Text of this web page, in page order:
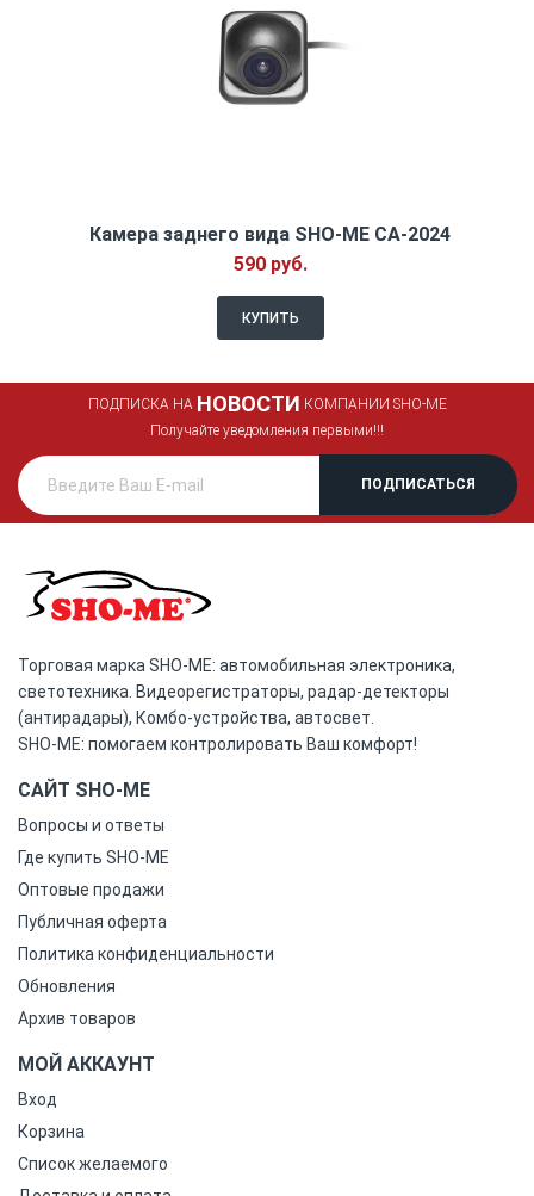
Камера заднего вида SHO-ME CA-2024
590 руб.
КУПИТЬ
ПОДПИСКА НА НОВОСТИ КОМПАНИИ SHO-ME
Получайте уведомления первыми!!!
Торговая марка SHO-ME: автомобильная электроника,
светотехника. Видеорегистраторы, радар-детекторы
(антирадары), Комбо-устройства, автосвет.
SHO-ME: помогаем контролировать Ваш комфорт!
САЙТ SHO-ME
Вопросы и ответы
Где купить SHO-ME
Оптовые продажи
Публичная оферта
Политика конфиденциальности
Обновления
Архив товаров
МОЙ АККАУНТ
Вход
Корзина
Список желаемого